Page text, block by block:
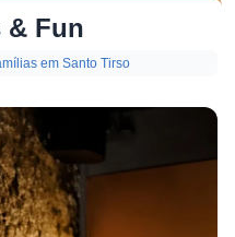
& Fun
em Santo Tirso